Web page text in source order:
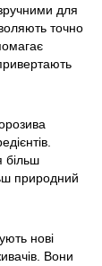
для
точно
більш
природний
нові
Вони